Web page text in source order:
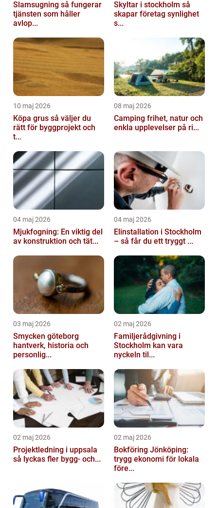
Slamsugning så fungerar
tjänsten som håller
avlop...
Skyltar i stockholm så
skapar företag synlighet
s...
10 maj 2026
Köpa grus så väljer du
rätt för byggprojekt och
t...
08 maj 2026
Camping frihet, natur och
enkla upplevelser på ri...
04 maj 2026
Mjukfogning: En viktig del
av konstruktion och tät...
04 maj 2026
Elinstallation i Stockholm
– så får du ett tryggt ...
03 maj 2026
Smycken göteborg
hantverk, historia och
personlig...
02 maj 2026
Familjerådgivning i
Stockholm kan vara
nyckeln til...
02 maj 2026
Projektledning i uppsala
så lyckas fler bygg- och...
02 maj 2026
Bokföring Jönköping:
trygg ekonomi för lokala
före...